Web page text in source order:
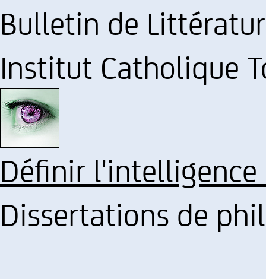
Bulletin de
Institut Catholique
Définir
Dissertations de